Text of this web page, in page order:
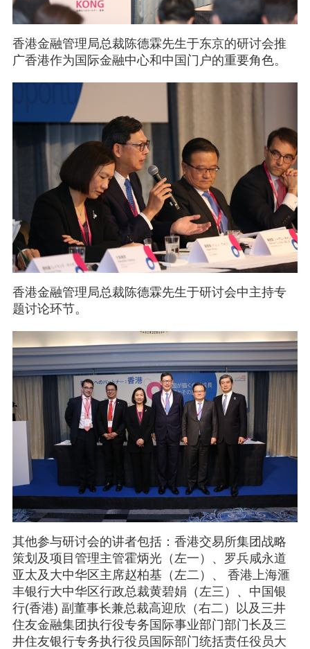
香港金融管理局总裁陈德霖先生于东京的研讨会推
广香港作为国际金融中心和中国门户的重要角色。
香港金融管理局总裁陈德霖先生于研讨会中主持专
题讨论环节。
其他参与研讨会的讲者包括：香港交易所集团战略
策划及项目管理主管霍炳光（左一）、罗兵咸永道
亚太及大中华区主席赵柏基（左二）、 香港上海滙
丰银行大中华区行政总裁黄碧娟（左三）、中国银
行(香港) 副董事长兼总裁高迎欣（右二）以及三井
住友金融集团执行役专务国际事业部门部门长及三
井住友银行专务执行役员国际部门统括责任役员大